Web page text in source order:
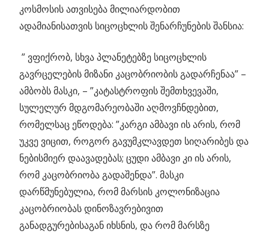
კოსმოსის ათვისება მილიარდობით
ადამიანისათვის სიცოცხლის შენარჩუნების შანსია:
” ვფიქრობ, სხვა პლანეტებზე სიცოცხლის
გავრცელების მიზანი კაცობრიობის გადარჩენაა” –
ამბობს მასკი, – ”კატასტროფის შემთხვევაში,
სულელურ მდგომარეობაში აღმოვჩნდებით,
რომელსაც ეწოდება: ”კარგი ამბავი ის არის, რომ
უკვე ვიცით, როგორ გავუმკლავდეთ სიღარიბეს და
ნებისმიერ დაავადებას; ცუდი ამბავი კი ის არის,
რომ კაცობრიობა გადაშენდა”. მასკი
დარწმუნებულია, რომ მარსის კოლონიზაცია
კაცობრიობას დინოზავრებივით
განადგურებისაგან იხსნის, და რომ მარსზე